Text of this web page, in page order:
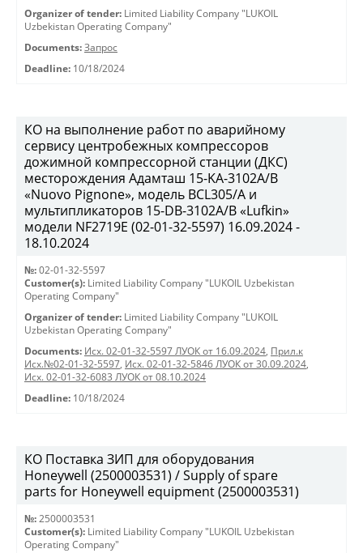
Organizer of tender: Limited Liability Company "LUKOIL
Uzbekistan Operating Company"
Documents: Запрос
Deadline: 10/18/2024
КО на выполнение работ по аварийному
сервису центробежных компрессоров
дожимной компрессорной станции (ДКС)
месторождения Адамташ 15-KA-3102А/В
«Nuovo Pignone», модель BCL305/A и
мультипликаторов 15-DB-3102A/B «Lufkin»
модели NF2719Е (02-01-32-5597) 16.09.2024 -
18.10.2024
№: 02-01-32-5597
Customer(s): Limited Liability Company "LUKOIL Uzbekistan
Operating Company"
Organizer of tender: Limited Liability Company "LUKOIL
Uzbekistan Operating Company"
Documents: Исх. 02-01-32-5597 ЛУОК от 16.09.2024, Прил.к
Исх.№02-01-32-5597, Исх. 02-01-32-5846 ЛУОК от 30.09.2024,
Исх. 02-01-32-6083 ЛУОК от 08.10.2024
Deadline: 10/18/2024
КО Поставка ЗИП для оборудования
Honeywell (2500003531) / Supply of spare
parts for Honeywell equipment (2500003531)
№: 2500003531
Customer(s): Limited Liability Company "LUKOIL Uzbekistan
Operating Company"